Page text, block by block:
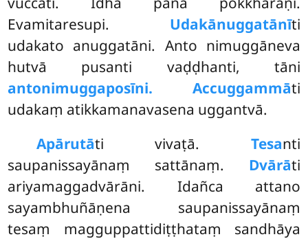
Evamitaresupi. Udakānuggatānīti
udakato anuggatāni. Anto nimuggāneva
hutvā pusanti vaḍḍhanti, tāni
antonimuggaposīni. Accuggammāti
udakaṃ atikkamanavasena uggantvā.
Apārutāti vivaṭā. Tesanti
saupanissayānaṃ sattānaṃ. Dvārāti
ariyamaggadvārāni. Idañca attano
sayambhuñāṇena saupanissayānaṃ
tesaṃ magguppattidiṭṭhataṃ sandhāya